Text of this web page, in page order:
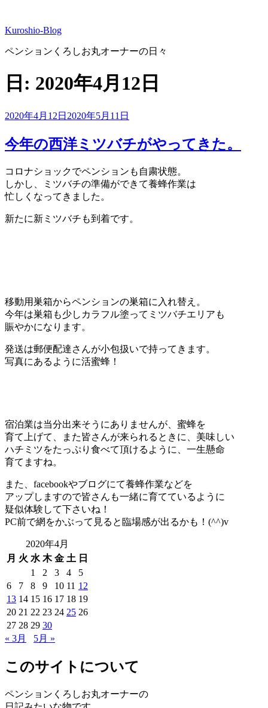
テ
ン
へ
ス
ッ
プ
Kuroshio-Blog
ペンションくろしお丸オーナーの日々
日: 2020年4月12日
投
日:
2020年4月12日 2020年5月11日
今年の西洋ミツバチがやってきた。
コロナショックでペンションも自粛状態。
しかし、ミツバチの準備ができて養蜂作業は
忙しくなってきました。
新たに新ミツバチも到着です。
移動用巣箱からペンションの巣箱に入れ替え。
今年は巣箱も少しカラフル塗ってミツバチエリアも
賑やかになります。
発送は郵便配達さんが小包扱いで持ってきます。
写真にあるように活蜜蜂！
宿泊業は当分出来そうにありませんが、蜜蜂を
育て上げて、また皆さんが来られるときに、美味しい
ハチミツをたっぷり食べて頂けるように、一生懸命
育てますね。
また、facebookやブログにて養蜂作業などを
アップしますので皆さんも一緒に育てているように
疑似体験して下さいね！
PC前で網をかぶって見ると臨場感が出るかも！(^^)v
2020年4月
月 火 水 木 金 土 日
1
2 3 4
5
6
7 8 9 10 11 12
13 14 15 16 17 18 19
20 21 22 23 24 25 26
27 28 29 30
« 3月
5月 »
このサイトについて
ペンションくろしお丸オーナーの